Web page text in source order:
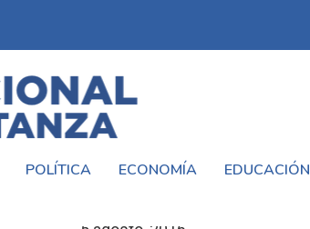
POLÍTICA ECONOMÍA EDUCACIÓN